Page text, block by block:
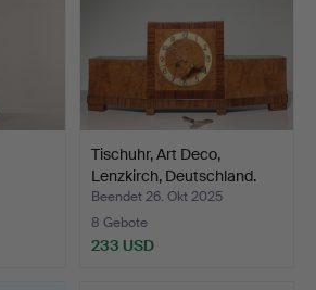
Tischuhr, Art Deco,
Lenzkirch, Deutschland.
Beendet 26. Okt 2025
8 Gebote
233 USD